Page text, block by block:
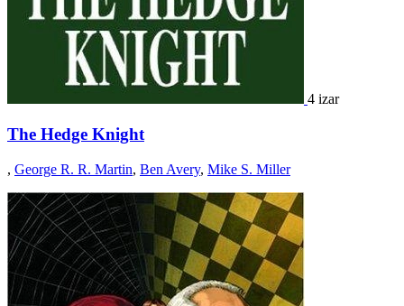
4 izar
The Hedge Knight
, George R. R. Martin, Ben Avery, Mike S. Miller